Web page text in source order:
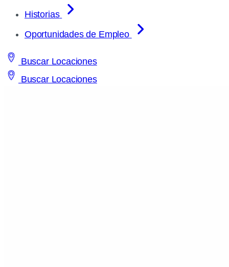
Historias
Oportunidades de Empleo
Buscar Locaciones
Buscar Locaciones